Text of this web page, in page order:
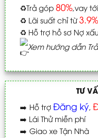
♻️Trả góp 80%,vay tới
♻️ Lãi suất chỉ từ3.9%
♻️ Hỗ trợ hồ sơ Nợ
Xem hướng dẫn
TƯ
➡️ Hỗ trợ Đăng ký,
➡️ Lái Thử miễn phí
➡️ Giao xe Tận Nhà